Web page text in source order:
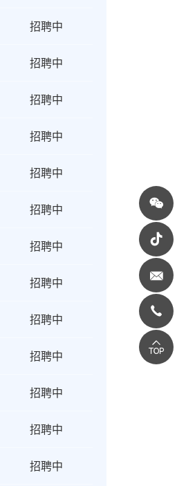
招聘中
招聘中
招聘中
招聘中
招聘中
招聘中
招聘中
招聘中
招聘中
招聘中
招聘中
招聘中
招聘中